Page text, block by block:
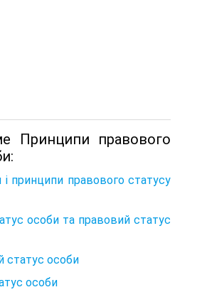
Принципи правового
і принципи правового статусу
особи та правовий статус
статус особи
особи